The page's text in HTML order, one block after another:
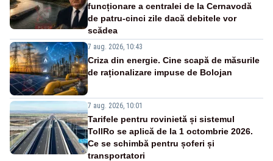
funcționare a centralei de la Cernavodă
de patru-cinci zile dacă debitele vor
scădea
7 aug. 2026, 10:43
Criza din energie. Cine scapă de măsurile
de raționalizare impuse de Bolojan
7 aug. 2026, 10:01
Tarifele pentru rovinietă și sistemul
TollRo se aplică de la 1 octombrie 2026.
Ce se schimbă pentru șoferi și
transportatori